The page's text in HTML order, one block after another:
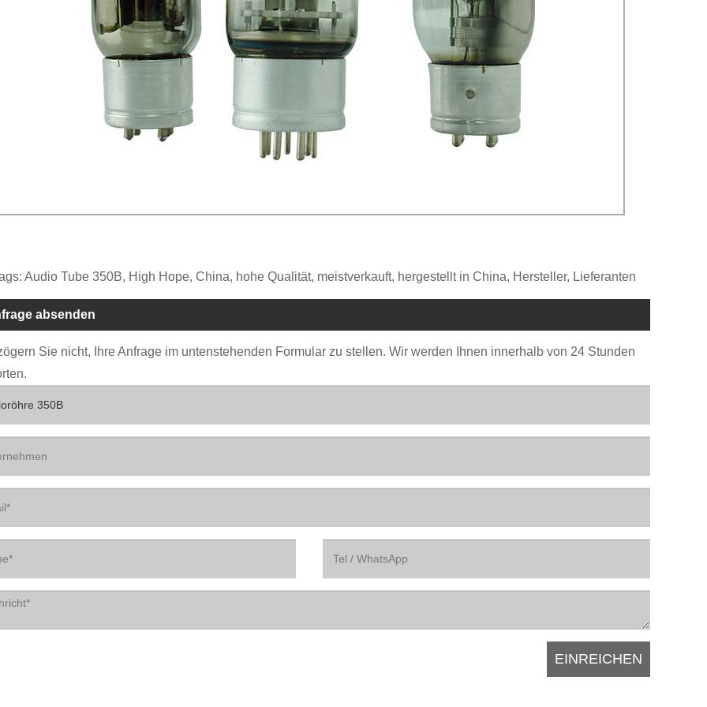
Audio Tube 350B, High Hope, China, hohe Qualität, meistverkauft, hergestellt in China, Hersteller, Lieferanten
absenden
Sie nicht, Ihre Anfrage im untenstehenden Formular zu stellen. Wir werden Ihnen innerhalb von 24 Stunden